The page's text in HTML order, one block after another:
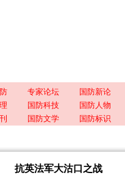
专家论坛 国防新论
国防科技 国防人物
国防文学 国防标识
抗英法军大沽口之战